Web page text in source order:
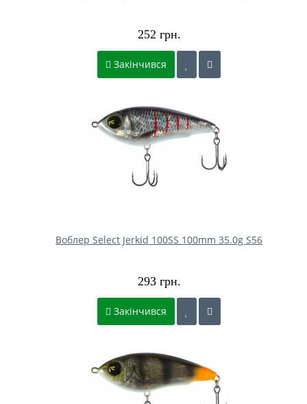
252 грн.
Закінчився
Воблер Select Jerkid 100SS 100mm 35.0g S56
293 грн.
Закінчився